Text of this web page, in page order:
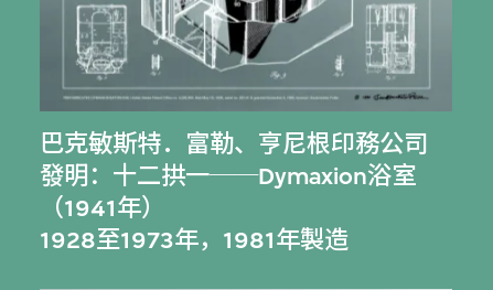
巴克敏斯特．富勒、 亨尼根印務公司
發明：十二拱一──Dymaxion浴室
（1941年）
1928至1973年，1981年製造